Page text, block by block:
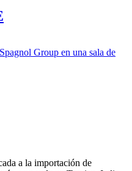
a la importación de